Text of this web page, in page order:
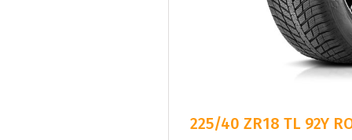
225/40 ZR18 TL 92Y